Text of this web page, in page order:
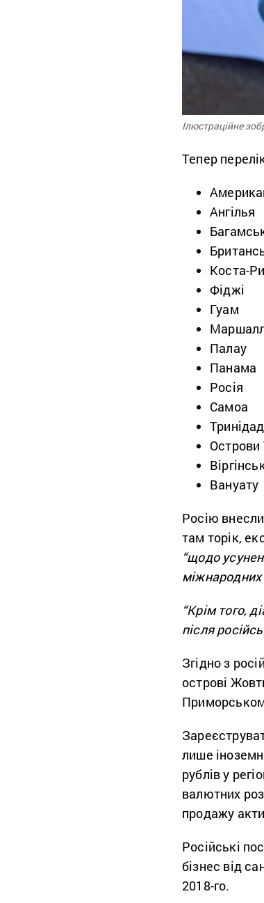
Ілюстраційне
Тепер
Ангілья
Коста-
Фіджі
Гуам
Палау
Панама
Росія
Самоа
Острови
Вануату
Росію
там торік,
“щодо
міжнародних
“Крім того,
після
Згідно з
острові
лише
рублів у
валютних
продажу
Російські
бізнес від
2018-го.